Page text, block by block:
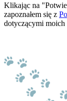
Klikając na
zapoznałem się z
dotyczącymi